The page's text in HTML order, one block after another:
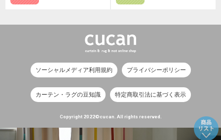
ソーシャルメディア利用規約 プライバシーポリシー
カーテン・ラグの豆知識 特定商取引法に基づく表示
Copyright 2022©cucan. All rights reserved.